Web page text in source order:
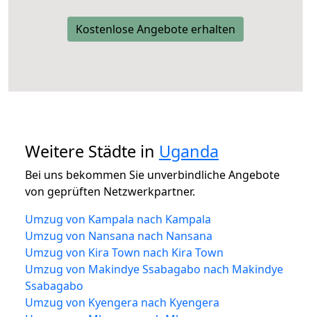
Kostenlose Angebote erhalten
Weitere Städte in Uganda
Bei uns bekommen Sie unverbindliche Angebote
von geprüften Netzwerkpartner.
Umzug von Kampala nach Kampala
Umzug von Nansana nach Nansana
Umzug von Kira Town nach Kira Town
Umzug von Makindye Ssabagabo nach Makindye
Ssabagabo
Umzug von Kyengera nach Kyengera